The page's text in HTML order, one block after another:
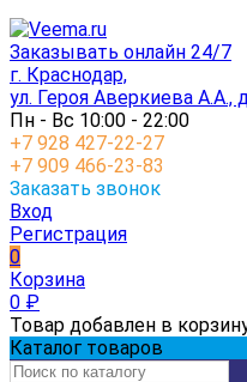
Заказывать онлайн 24/7
г. Краснодар,
ул. Героя Аверкиева А.А.,
Пн - Вс 10:00 - 22:00
+7 928 427-22-27
+7 909 466-23-83
Заказать звонок
Вход
Регистрация
0
Корзина
0 ₽
Товар добавлен в
Каталог товаров